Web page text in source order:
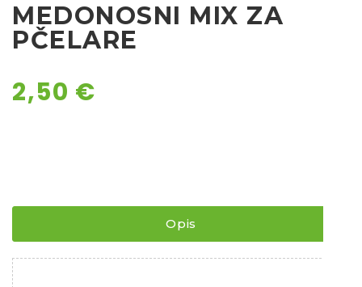
MEDONOSNI MIX ZA
PČELARE
2,50 €
Opis